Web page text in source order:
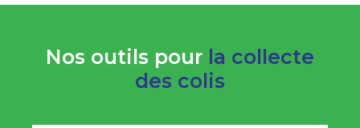
Nos outils pour la collecte
des colis